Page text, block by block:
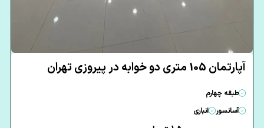
آپارتمان 105 متری دو خوابه در پیروزی تهران
طبقه چهارم
آسانسور
انباری